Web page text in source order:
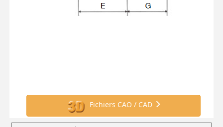
Fichiers CAO / CAD